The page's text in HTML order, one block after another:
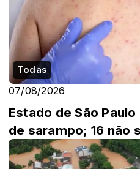
Todas
07/08/2026
Estado de São
de sarampo; 16 não